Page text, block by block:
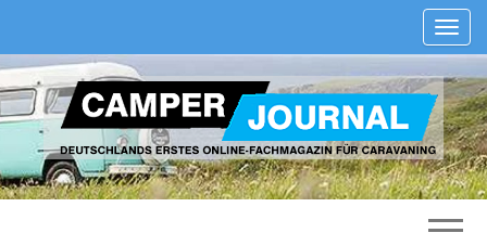
springen
S
c
a
l
t
e
N
a
v
Camper
Deutschlands